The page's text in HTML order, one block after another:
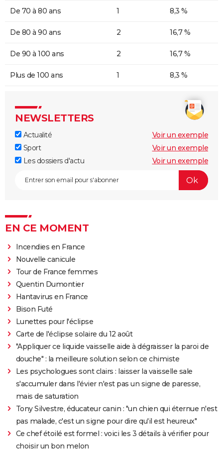
De 70 à 80 ans 1 8,3 %
De 80 à 90 ans 2 16,7 %
De 90 à 100 ans 2 16,7 %
Plus de 100 ans 1 8,3 %
NEWSLETTERS
Actualité
Voir un exemple
Sport
Voir un exemple
Les dossiers d'actu
Voir un exemple
EN CE MOMENT
Incendies en France
Nouvelle canicule
Tour de France femmes
Quentin Dumontier
Hantavirus en France
Bison Futé
Lunettes pour l'éclipse
Carte de l'éclipse solaire du 12 août
"Appliquer ce liquide vaisselle aide à dégraisser la paroi de
douche" : la meilleure solution selon ce chimiste
Les psychologues sont clairs : laisser la vaisselle sale
s'accumuler dans l'évier n'est pas un signe de paresse,
mais de saturation
Tony Silvestre, éducateur canin : "un chien qui éternue n'est
pas malade, c'est un signe pour dire qu'il est heureux"
Ce chef étoilé est formel : voici les 3 détails à vérifier pour
choisir un bon melon